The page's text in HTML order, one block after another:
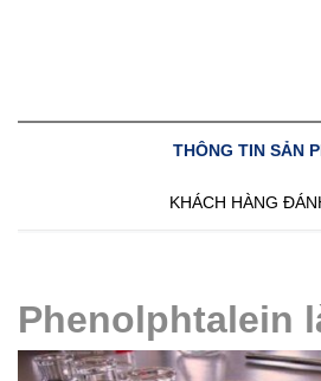
THÔNG TIN SẢN
KHÁCH HÀNG
Phenolphtalein